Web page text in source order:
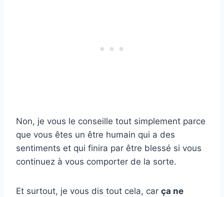
Non, je vous le conseille tout simplement parce
que vous êtes un être humain qui a des
sentiments et qui finira par être blessé si vous
continuez à vous comporter de la sorte.
Et surtout, je vous dis tout cela, car ça ne